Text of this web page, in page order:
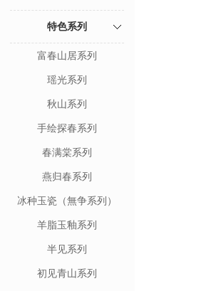
特色系列
富春山居系列
瑶光系列
秋山系列
手绘探春系列
春满棠系列
燕归春系列
冰种玉瓷（無争系列）
羊脂玉釉系列
半见系列
初见青山系列